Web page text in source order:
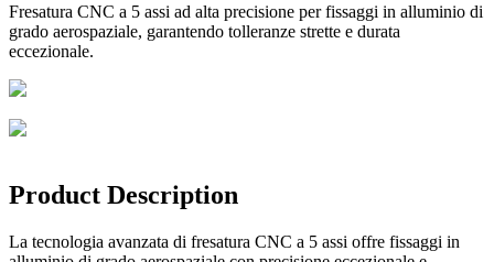
Fresatura CNC a 5 assi ad alta precisione per fissaggi in alluminio di
grado aerospaziale, garantendo tolleranze strette e durata
eccezionale.
Product Description
La tecnologia avanzata di fresatura CNC a 5 assi offre fissaggi in